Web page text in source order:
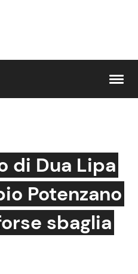
Gossip e TV
Bellezze VIP
di Dua Lipa
Potenzano
sbaglia